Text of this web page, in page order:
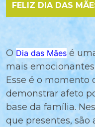
FELIZ DIA DAS
O Dia das Mães é
mais
Esse é o momento
demonstrar afeto
base da família.
que presentes, são